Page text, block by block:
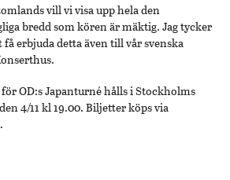
vill vi visa upp hela den
bredd som kören är mäktig. Jag tycker
erbjuda detta även till vår svenska
OD:s Japanturné hålls i Stockholms
4/11 kl 19.00. Biljetter köps via